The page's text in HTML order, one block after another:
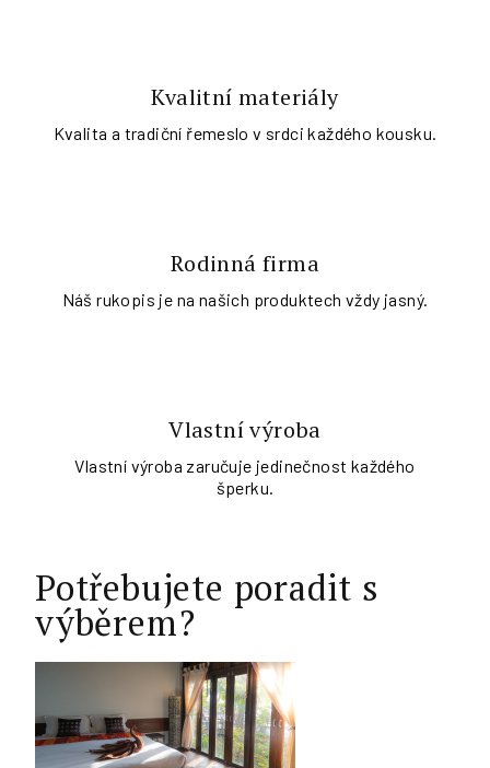
Kvalitní materiály
Kvalita a tradiční řemeslo v srdci každého kousku.
Rodinná firma
Náš rukopis je na našich produktech vždy jasný.
Vlastní výroba
Vlastní výroba zaručuje jedinečnost každého
šperku.
Potřebujete poradit s
výběrem?